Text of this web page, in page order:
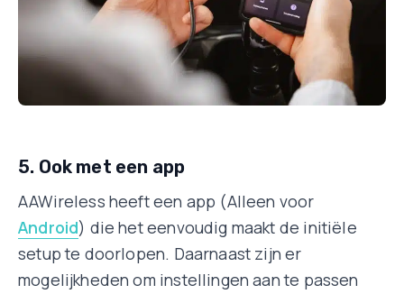
5. Ook met een app
AAWireless heeft een app (Alleen voor
Android) die het eenvoudig maakt de initiële
setup te doorlopen. Daarnaast zijn er
mogelijkheden om instellingen aan te passen